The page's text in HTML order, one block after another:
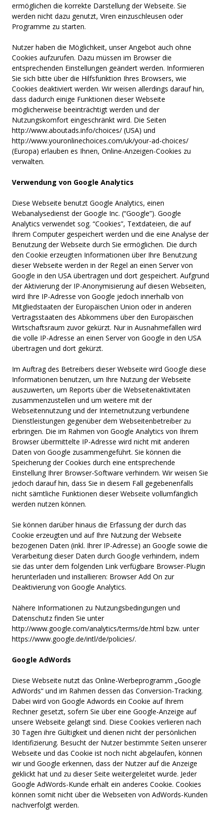
ermöglichen die korrekte Darstellung der Webseite. Sie
werden nicht dazu genutzt, Viren einzuschleusen oder
Programme zu starten.
Nutzer haben die Möglichkeit, unser Angebot auch ohne
Cookies aufzurufen. Dazu müssen im Browser die
entsprechenden Einstellungen geändert werden. Informieren
Sie sich bitte über die Hilfsfunktion Ihres Browsers, wie
Cookies deaktiviert werden. Wir weisen allerdings darauf hin,
dass dadurch einige Funktionen dieser Webseite
möglicherweise beeinträchtigt werden und der
Nutzungskomfort eingeschränkt wird. Die Seiten
http://www.aboutads.info/choices/ (USA) und
http://www.youronlinechoices.com/uk/your-ad-choices/
(Europa) erlauben es Ihnen, Online-Anzeigen-Cookies zu
verwalten.
Verwendung von Google Analytics
Diese Webseite benutzt Google Analytics, einen
Webanalysedienst der Google Inc. (“Google”). Google
Analytics verwendet sog. “Cookies”, Textdateien, die auf
Ihrem Computer gespeichert werden und die eine Analyse der
Benutzung der Webseite durch Sie ermöglichen. Die durch
den Cookie erzeugten Informationen über Ihre Benutzung
dieser Webseite werden in der Regel an einen Server von
Google in den USA übertragen und dort gespeichert. Aufgrund
der Aktivierung der IP-Anonymisierung auf diesen Webseiten,
wird Ihre IP-Adresse von Google jedoch innerhalb von
Mitgliedstaaten der Europäischen Union oder in anderen
Vertragsstaaten des Abkommens über den Europäischen
Wirtschaftsraum zuvor gekürzt. Nur in Ausnahmefällen wird
die volle IP-Adresse an einen Server von Google in den USA
übertragen und dort gekürzt.
Im Auftrag des Betreibers dieser Webseite wird Google diese
Informationen benutzen, um Ihre Nutzung der Webseite
auszuwerten, um Reports über die Webseitenaktivitäten
zusammenzustellen und um weitere mit der
Webseitennutzung und der Internetnutzung verbundene
Dienstleistungen gegenüber dem Webseitenbetreiber zu
erbringen. Die im Rahmen von Google Analytics von Ihrem
Browser übermittelte IP-Adresse wird nicht mit anderen
Daten von Google zusammengeführt. Sie können die
Speicherung der Cookies durch eine entsprechende
Einstellung Ihrer Browser-Software verhindern. Wir weisen Sie
jedoch darauf hin, dass Sie in diesem Fall gegebenenfalls
nicht sämtliche Funktionen dieser Webseite vollumfänglich
werden nutzen können.
Sie können darüber hinaus die Erfassung der durch das
Cookie erzeugten und auf Ihre Nutzung der Webseite
bezogenen Daten (inkl. Ihrer IP-Adresse) an Google sowie die
Verarbeitung dieser Daten durch Google verhindern, indem
sie das unter dem folgenden Link verfügbare Browser-Plugin
herunterladen und installieren: Browser Add On zur
Deaktivierung von Google Analytics.
Nähere Informationen zu Nutzungsbedingungen und
Datenschutz finden Sie unter
http://www.google.com/analytics/terms/de.html bzw. unter
https://www.google.de/intl/de/policies/.
Google AdWords
Diese Webseite nutzt das Online-Werbeprogramm „Google
AdWords“ und im Rahmen dessen das Conversion-Tracking.
Dabei wird von Google Adwords ein Cookie auf Ihrem
Rechner gesetzt, sofern Sie über eine Google-Anzeige auf
unsere Webseite gelangt sind. Diese Cookies verlieren nach
30 Tagen ihre Gültigkeit und dienen nicht der persönlichen
Identifizierung. Besucht der Nutzer bestimmte Seiten unserer
Webseite und das Cookie ist noch nicht abgelaufen, können
wir und Google erkennen, dass der Nutzer auf die Anzeige
geklickt hat und zu dieser Seite weitergeleitet wurde. Jeder
Google AdWords-Kunde erhält ein anderes Cookie. Cookies
können somit nicht über die Webseiten von AdWords-Kunden
nachverfolgt werden.